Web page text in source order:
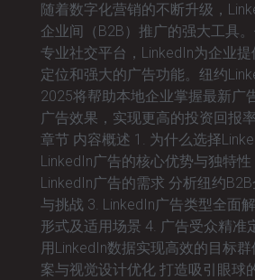
随着数字化营销的不断升级，
企业间（B2B）推广的强大工具
专业社交平台，LinkedIn为企业
定位和强大的广告功能。纽约
2025将帮助本地企业掌握最新广
广告效果，实现更高的投资回报
章节 内容概述 1. 为什么选择
LinkedIn广告的核心优势与独特
LinkedIn广告的需求 分析纽约
与挑战 3. LinkedIn广告类型全面
形式及适用场景 4. 广告受众精准
用LinkedIn数据实现高效的目标
案与视觉设计优化 打造吸引眼球